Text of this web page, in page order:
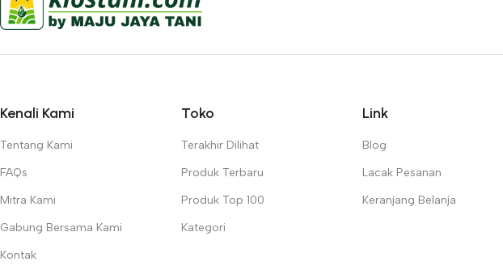
Kenali Kami
Tentang Kami
FAQs
Mitra Kami
Gabung Bersama Kami
Kontak
Toko
Terakhir Dilihat
Produk Terbaru
Produk Top 100
Kategori
Link
Blog
Lacak Pesanan
Keranjang Belanja